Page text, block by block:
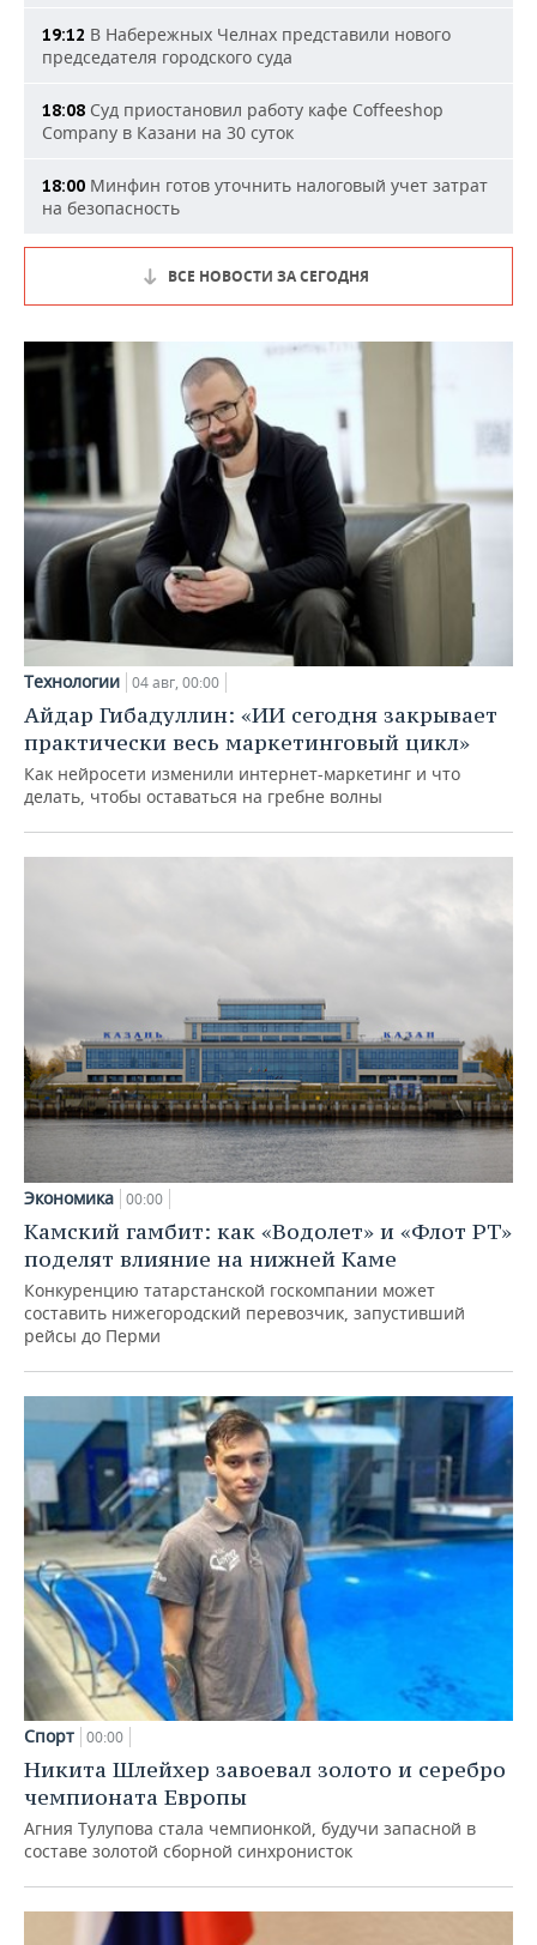
19:12 В Набережных Челнах представили нового
председателя городского суда
18:08 Суд приостановил работу кафе Coffeeshop
Company в Казани на 30 суток
18:00 Минфин готов уточнить налоговый учет затрат
на безопасность
ВСЕ НОВОСТИ ЗА СЕГОДНЯ
Технологии 04 авг, 00:00
Айдар Гибадуллин: «ИИ сегодня закрывает
практически весь маркетинговый цикл»
Как нейросети изменили интернет-маркетинг и что
делать, чтобы оставаться на гребне волны
Экономика 00:00
Камский гамбит: как «Водолет» и «Флот РТ»
поделят влияние на нижней Каме
Конкуренцию татарстанской госкомпании может
составить нижегородский перевозчик, запустивший
рейсы до Перми
Спорт 00:00
Никита Шлейхер завоевал золото и серебро
чемпионата Европы
Агния Тулупова стала чемпионкой, будучи запасной в
составе золотой сборной синхронисток